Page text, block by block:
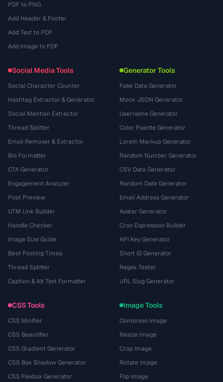
PDF to PNG
Add Header & Footer
Add Text to PDF
Add Image to PDF
Social Media Tools
Social Character Counter
Hashtag Extractor & Generator
Social Mention Extractor
Thread Splitter
Emoji Remover & Extractor
Bio Formatter
CTA Generator
Engagement Analyzer
Post Preview
UTM Link Builder
Handle Checker
Image Size Guide
Best Posting Times
Thread Splitter
Caption & Alt Text Formatter
Generator Tools
Fake Data Generator
Mock JSON Generator
Username Generator
Color Palette Generator
Lorem Markup Generator
Random Number Generator
CSV Data Generator
Random Date Generator
Email Address Generator
Avatar Generator
Cron Expression Builder
API Key Generator
Short ID Generator
Regex Tester
URL Slug Generator
CSS Tools
CSS Minifier
CSS Beautifier
CSS Gradient Generator
CSS Box Shadow Generator
CSS Flexbox Generator
Image Tools
Compress Image
Resize Image
Crop Image
Rotate Image
Flip Image